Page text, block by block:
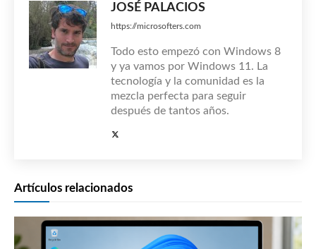
JOSÉ PALACIOS
https://microsofters.com
Todo esto empezó con Windows 8
y ya vamos por Windows 11. La
tecnología y la comunidad es la
mezcla perfecta para seguir
después de tantos años.
Artículos relacionados